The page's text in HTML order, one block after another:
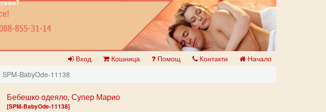
Вход Кошница Помощ Контакти Начало
SPM-BabyOde-11138
Бебешко одеяло, Супер Марио
[SPM-BabyOde-11138]